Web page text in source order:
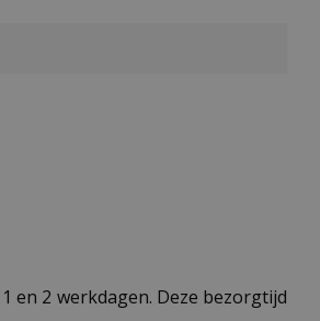
en 2 werkdagen. Deze bezorgtijd